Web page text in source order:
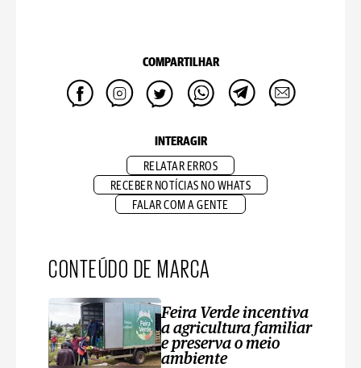
COMPARTILHAR
INTERAGIR
RELATAR ERROS
RECEBER NOTÍCIAS NO WHATS
FALAR COM A GENTE
CONTEÚDO DE MARCA
Feira Verde incentiva
a agricultura familiar
e preserva o meio
ambiente